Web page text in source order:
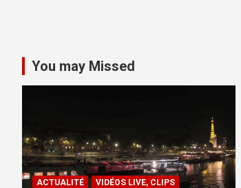
You may Missed
ACTUALITÉ
VIDÉOS LIVE, CLIPS